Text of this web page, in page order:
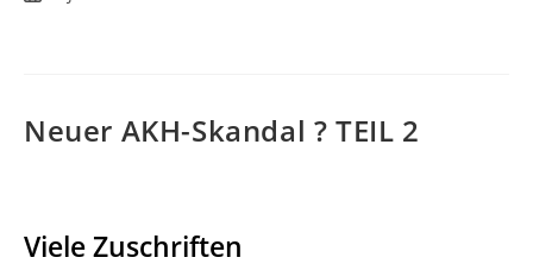
Neuer AKH-Skandal ? TEIL 2
Viele Zuschriften